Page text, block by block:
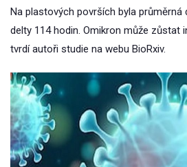
Na plastových površích byla průměrná
delty 114 hodin. Omikron může zůstat
tvrdí autoři studie na webu BioRxiv.